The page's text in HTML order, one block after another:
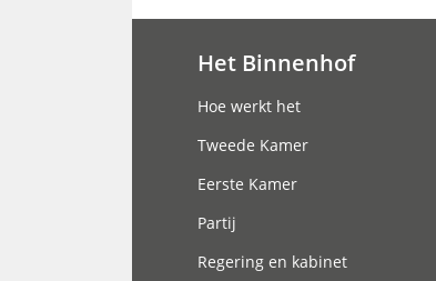
Het Binnenhof
Hoe werkt het
Tweede Kamer
Eerste Kamer
Partij
Regering en kabinet